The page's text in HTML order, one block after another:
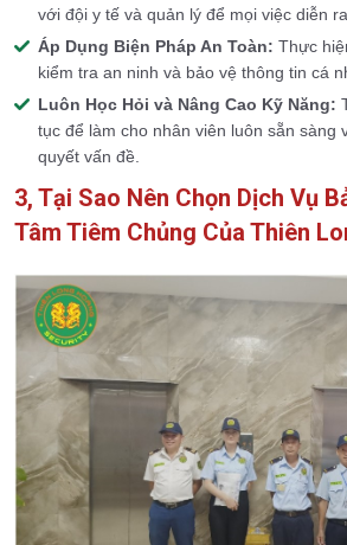
với đội y tế và quản lý để mọi việc diễn
Áp Dụng Biện Pháp An Toàn: Thực
kiểm tra an ninh và bảo vệ thông tin cá
Luôn Học Hỏi và Nâng Cao Kỹ Năng:
tục để làm cho nhân viên luôn sẵn sàng
quyết vấn đề.
3, Tại Sao Nên Chọn Dịch Vụ
Tâm Tiêm Chủng Của Thiên